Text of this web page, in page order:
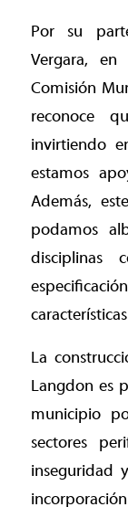
Por su
Vergara,
Comisión
reconoce
invirtiendo
estamos
Además,
podamos
disciplinas
La
Langdon es
municipio
sectores
inseguridad